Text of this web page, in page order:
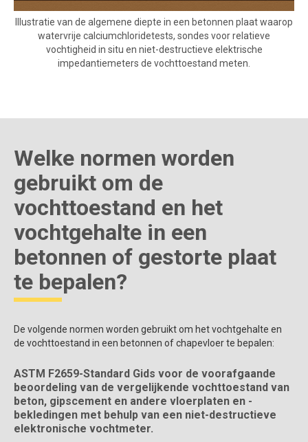
Illustratie van de algemene diepte in een betonnen plaat waarop
watervrije calciumchloridetests, sondes voor relatieve
vochtigheid in situ en niet-destructieve elektrische
impedantiemeters de vochttoestand meten.
Welke normen worden
gebruikt om de
vochttoestand en het
vochtgehalte in een
betonnen of gestorte plaat
te bepalen?
De volgende normen worden gebruikt om het vochtgehalte en
de vochttoestand in een betonnen of chapevloer te bepalen:
ASTM F2659-Standard Gids voor de voorafgaande
beoordeling van de vergelijkende vochttoestand van
beton, gipscement en andere vloerplaten en -
bekledingen met behulp van een niet-destructieve
elektronische vochtmeter.